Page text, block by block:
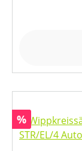
Rabatt
%